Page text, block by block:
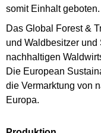
somit Einhalt geboten.
Das Global Forest &
und Waldbesitzer
nachhaltigen
Die European
die Vermarktung von
Europa.